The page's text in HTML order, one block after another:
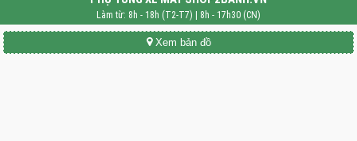
Làm từ: 8h - 18h (T2-T7) | 8h - 17h30 (CN)
Xem bản đồ